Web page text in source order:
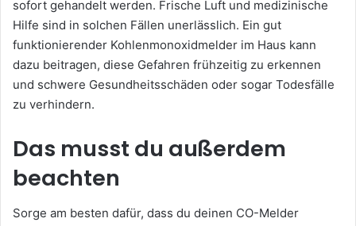
sofort gehandelt werden. Frische Luft und medizinische
Hilfe sind in solchen Fällen unerlässlich. Ein gut
funktionierender Kohlenmonoxidmelder im Haus kann
dazu beitragen, diese Gefahren frühzeitig zu erkennen
und schwere Gesundheitsschäden oder sogar Todesfälle
zu verhindern.
Das musst du außerdem
beachten
Sorge am besten dafür, dass du deinen CO-Melder